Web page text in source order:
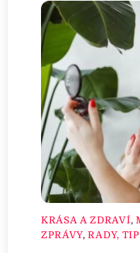
KRÁSA A ZDRAVÍ,
ZPRÁVY,RADY,